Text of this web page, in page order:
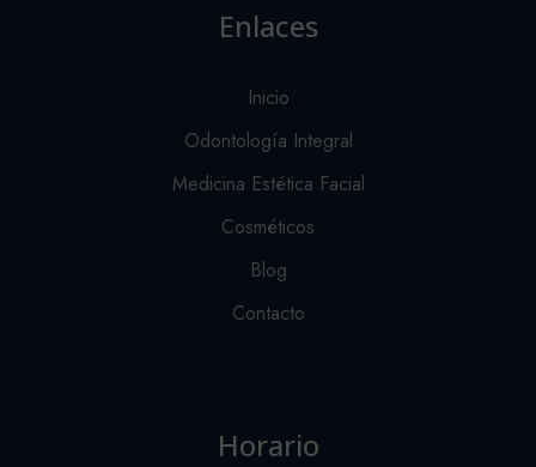
Enlaces
Inicio
Odontología Integral
Medicina Estética Facial
Cosméticos
Blog
Contacto
Horario